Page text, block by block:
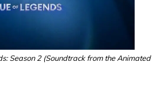
Season 2 (Soundtrack from the Animated